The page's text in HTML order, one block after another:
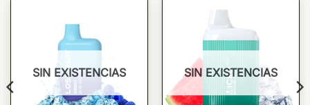
SIN EXISTENCIAS SIN EXISTENCIAS